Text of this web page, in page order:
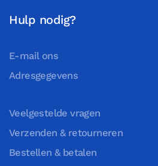
Hulp nodig?
E-mail ons
Adresgegevens
Veelgestelde vragen
Verzenden & retourneren
Bestellen & betalen